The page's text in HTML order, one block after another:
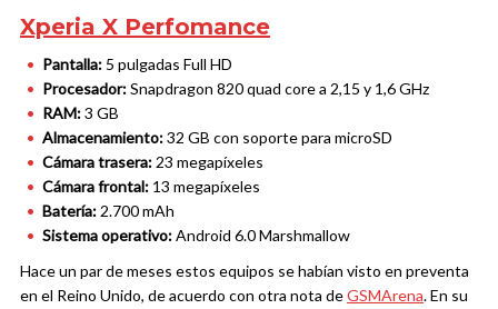
Xperia X Perfomance
Pantalla: 5 pulgadas Full HD
Procesador:Snapdragon 820 quad core a 2,15 y 1,6 GHz
RAM:3 GB
Almacenamiento:32 GB con soporte para microSD
Cámara trasera: 23 megapíxeles
Cámara frontal: 13 megapíxeles
Batería: 2.700 mAh
Sistema operativo:Android 6.0 Marshmallow
Hace un par de meses estos equipos se habían visto en preventa
en el Reino Unido, de acuerdo con otra nota deGSMArena. En su